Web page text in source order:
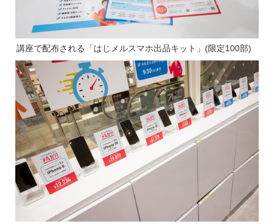
講座で配布される「はじメルスマホ出品キット」(限定100部)